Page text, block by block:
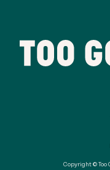
Copyright © Too